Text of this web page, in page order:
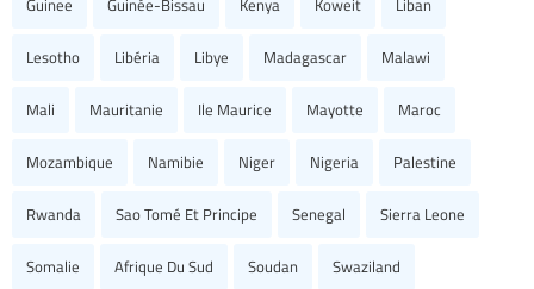
Guinee Guinée-Bissau Kenya Koweit Liban
Lesotho Libéria Libye Madagascar Malawi
Mali Mauritanie Ile Maurice Mayotte Maroc
Mozambique Namibie Niger Nigeria Palestine
Rwanda Sao Tomé Et Principe Senegal Sierra Leone
Somalie Afrique Du Sud Soudan Swaziland